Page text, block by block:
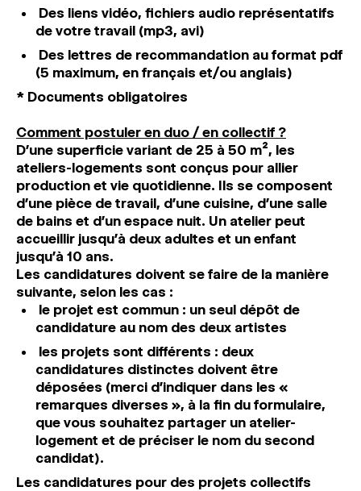
Des liens vidéo, fichiers audio représentatifs
de votre travail (mp3, avi)
Des lettres de recommandation au format pdf
(5 maximum, en français et/ou anglais)
* Documents obligatoires
Comment postuler en duo / en collectif ?
D’une superficie variant de 25 à 50 m², les
ateliers-logements sont conçus pour allier
production et vie quotidienne. Ils se composent
d’une pièce de travail, d’une cuisine, d’une salle
de bains et d’un espace nuit. Un atelier peut
accueillir jusqu’à deux adultes et un enfant
jusqu’à 10 ans.
Les candidatures doivent se faire de la manière
suivante, selon les cas :
le projet est commun : un seul dépôt de
candidature au nom des deux artistes
les projets sont différents : deux
candidatures distinctes doivent être
déposées (merci d’indiquer dans les «
remarques diverses », à la fin du formulaire,
que vous souhaitez partager un atelier-
logement et de préciser le nom du second
candidat).
Les candidatures pour des projets collectifs